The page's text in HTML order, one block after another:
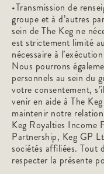
•Transmission de
groupe et à d’autres
sein de The Keg ne
est strictement limité
nécessaire à
Nous pourrons
personnels au sein du
votre consentement,
venir en aide à The
maintenir notre
Keg Royalties Income
Partnership, Keg GP
sociétés affiliées. Tout
respecter la présente